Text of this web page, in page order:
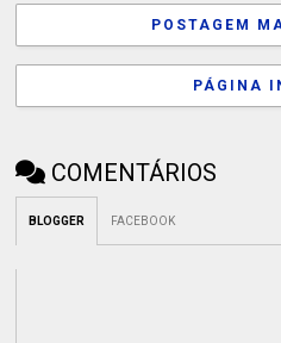
POSTAGEM
PÁGINA
COMENTÁRIOS
BLOGGER FACEBOOK